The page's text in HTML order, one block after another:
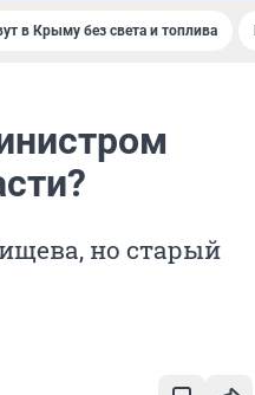
в Крыму без света и топлива
но старый